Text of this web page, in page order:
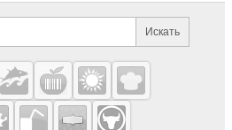
информация
Поиск по сайту и
Искать
проекты